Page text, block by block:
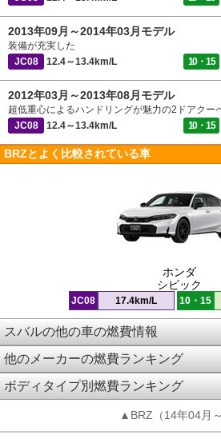
2013年09月～2014年03月モデル
装備が充実した
JC08
12.4～13.4km/L 10・15
2012年03月～2013年08月モデル
超低重心によるハンドリングが魅力の2ドアクー
JC08
12.4～13.4km/L 10・15
BRZとよく比較されている車
ホンダ
シビック
JC08 17.4km/L 10・15
スバルの他の車の燃費情報
他のメーカーの燃費ランキング
ボディタイプ別燃費ランキング
▲BRZ（14年04月